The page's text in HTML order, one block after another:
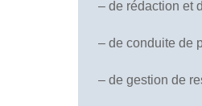
– de rédaction et
– de conduite de
– de gestion de